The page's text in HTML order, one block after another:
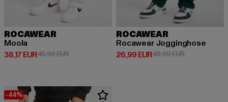
ROCAWEAR
Moola
38,17 EUR
Derzeitiger Preis: 38,17 EUR
45,99 EURAktionspreis: 45,99 EUR
ROCAWEAR
Rocawear Jogginghose
26,99 EUR
Derzeitiger Preis: 26,99 EUR
49,99 EURAktionspreis:
-44%